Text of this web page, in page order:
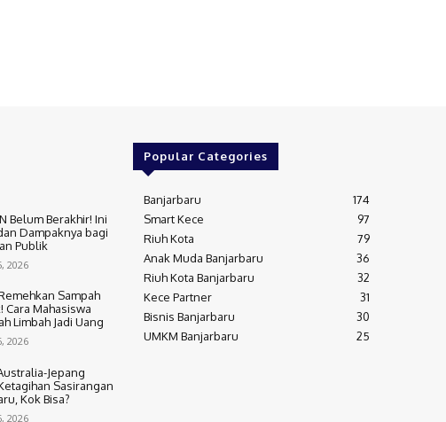
Belum Berakhir! Ini
Dampaknya bagi
Publik
2026
Sampah
Cara Mahasiswa
Limbah Jadi Uang
2026
Jepang
Sasirangan
Kok Bisa?
2026
Popular Categories
Banjarbaru
174
Smart Kece
97
Riuh Kota
79
Anak Muda Banjarbaru
36
Riuh Kota Banjarbaru
32
Kece Partner
31
Bisnis Banjarbaru
30
UMKM Banjarbaru
25